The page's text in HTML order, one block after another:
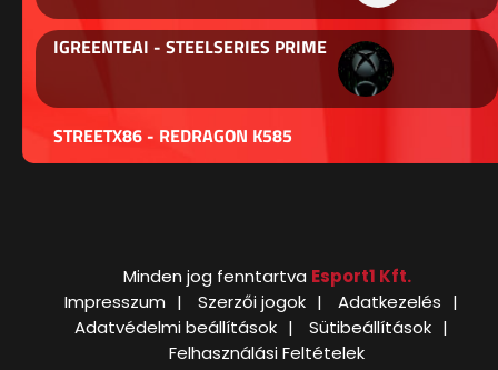
IGREENTEAI - STEELSERIES PRIME
STREETX86 - REDRAGON K585
Minden jog fenntartva Esport1 Kft.
Impresszum
Szerzői jogok
Adatkezelés
Adatvédelmi beállítások
Sütibeállítások
Felhasználási Feltételek